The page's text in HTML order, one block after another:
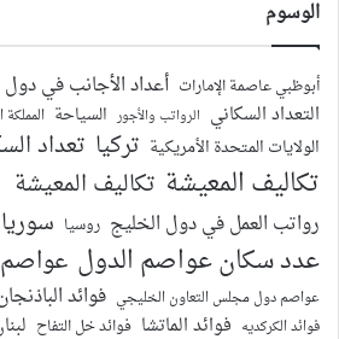
الوسوم
أبوظبي عاصمة الإمارات أعداد الأجانب في دول
التعداد السكاني الرواتب والأجور السياحة المملكة
الولايات المتحدة الأمريكية تركيا تعداد
تكاليف المعيشة تكاليف المعيشة
رواتب العمل في دول الخليج روسيا سوريا
عدد سكان عواصم الدول عواصم
عواصم دول مجلس التعاون الخليجي فوائد
فوائد الكركديه فوائد الماتشا فوائد خل التفاح